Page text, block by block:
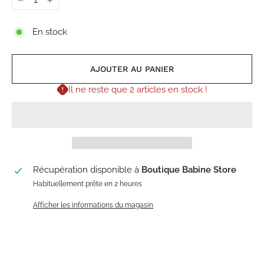
+
En stock
AJOUTER AU PANIER
Il ne reste que 2 articles en stock !
Récupération disponible à Boutique Babine Store
Habituellement prête en 2 heures
Afficher les informations du magasin